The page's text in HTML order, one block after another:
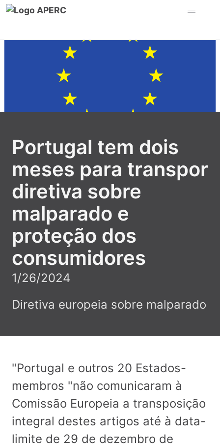
Portugal tem dois
meses para transpor
diretiva sobre
malparado e
proteção dos
consumidores
1/26/2024
Diretiva europeia sobre malparado
"Portugal e outros 20 Estados-
membros "não comunicaram à
Comissão Europeia a transposição
integral destes artigos até à data-
limite de 29 de dezembro de